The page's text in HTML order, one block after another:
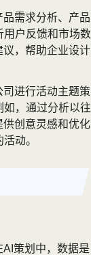
需求分析、产品
用户反馈和市场数
，帮助企业设计
进行活动主题策
，通过分析以往
创意灵感和优化
动。
策划中，数据是